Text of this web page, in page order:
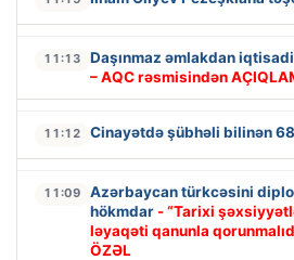
11:13
Daşınmaz əmlakdan
– AQC rəsmisindən
11:12 Cinayətdə şübhəli bilinən 68
11:09
Azərbaycan türkcəsini
hökmdar - “Tarixi
ləyaqəti qanunla
ÖZƏL